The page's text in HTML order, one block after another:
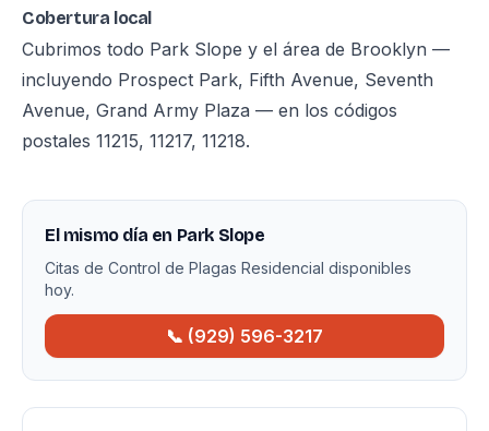
Cobertura local
Cubrimos todo Park Slope y el área de Brooklyn —
incluyendo Prospect Park, Fifth Avenue, Seventh
Avenue, Grand Army Plaza — en los códigos
postales 11215, 11217, 11218.
El mismo día en Park Slope
Citas de Control de Plagas Residencial disponibles
hoy.
📞 (929) 596-3217